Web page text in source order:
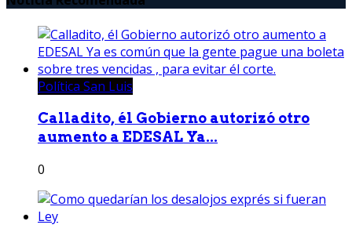
Política San Luis
Calladito, él Gobierno autorizó otro
aumento a EDESAL Ya...
0